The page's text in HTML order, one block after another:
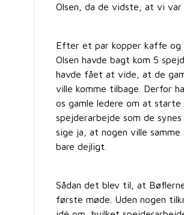
Olsen, da de vidste, at vi var
Efter et par kopper kaffe og
Olsen havde bagt kom 5
havde fået at vide, at de
ville komme tilbage. Derfor
os gamle ledere om at
spejderarbejde som de
sige ja, at nogen ville
bare dejligt.
Sådan det blev til, at
første møde. Uden nogen